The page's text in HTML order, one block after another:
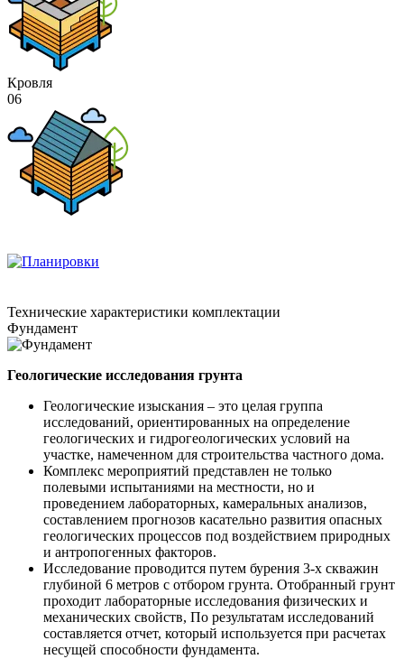
Кровля
06
Технические характеристики комплектации
Фундамент
Геологические исследования грунта
Геологические изыскания – это целая группа
исследований, ориентированных на определение
геологических и гидрогеологических условий на
участке, намеченном для строительства частного дома.
Комплекс мероприятий представлен не только
полевыми испытаниями на местности, но и
проведением лабораторных, камеральных анализов,
составлением прогнозов касательно развития опасных
геологических процессов под воздействием природных
и антропогенных факторов.
Исследование проводится путем бурения 3-х скважин
глубиной 6 метров с отбором грунта. Отобранный грунт
проходит лабораторные исследования физических и
механических свойств, По результатам исследований
составляется отчет, который используется при расчетах
несущей способности фундамента.